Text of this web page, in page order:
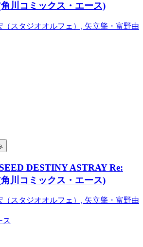
川コミックス・エース)
（スタジオオルフェ）, 矢立肇・富野由
DESTINY ASTRAY Re:
川コミックス・エース)
（スタジオオルフェ）, 矢立肇・富野由
ス